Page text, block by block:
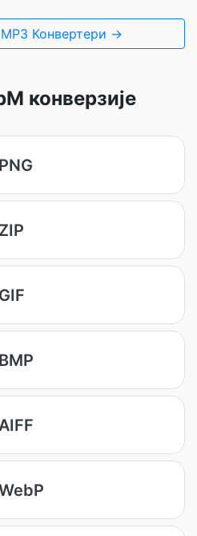
Конвертери →
конверзије